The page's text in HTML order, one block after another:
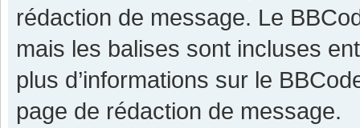
rédaction de message. Le
mais les balises sont incluses
plus d’informations sur le
page de rédaction de message.